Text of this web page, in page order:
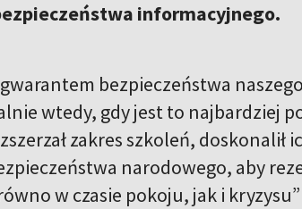
informacyjnego.
bezpieczeństwa
wtedy, gdy jest to najbardziej
zakres szkoleń, doskonalił
narodowego, aby
w czasie pokoju, jak i